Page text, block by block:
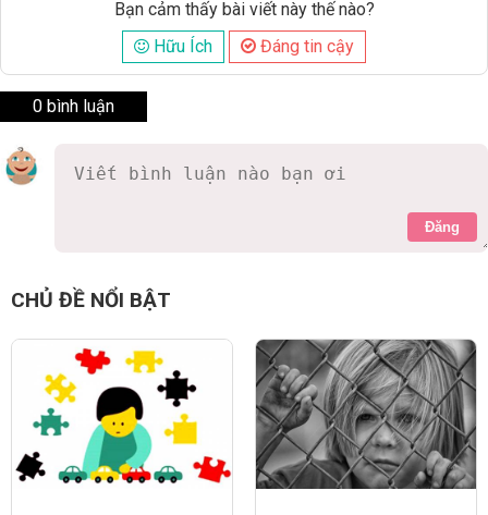
Bạn cảm thấy bài viết này thế nào?
Hữu Ích
Đáng tin cậy
0 bình luận
Đăng
CHỦ ĐỀ NỔI BẬT